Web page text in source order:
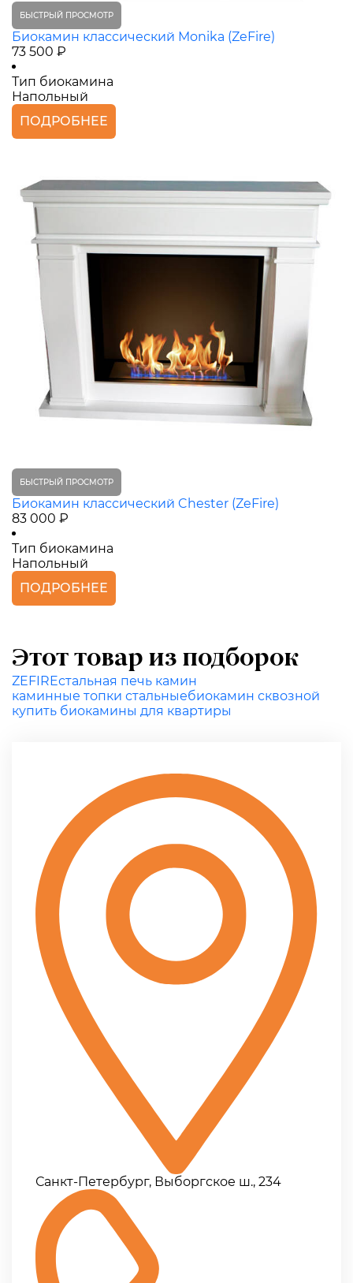
БЫСТРЫЙ ПРОСМОТР
Биокамин классический Monika (ZeFire)
73 500 ₽
Тип биокамина
Напольный
ПОДРОБНЕЕ
БЫСТРЫЙ ПРОСМОТР
Биокамин классический Chester (ZeFire)
83 000 ₽
Тип биокамина
Напольный
ПОДРОБНЕЕ
Этот товар из подборок
ZEFIREстальная печь камин
каминные топки стальныебиокамин сквозной
купить биокамины для квартиры
Санкт-Петербург, Выборгское ш., 234